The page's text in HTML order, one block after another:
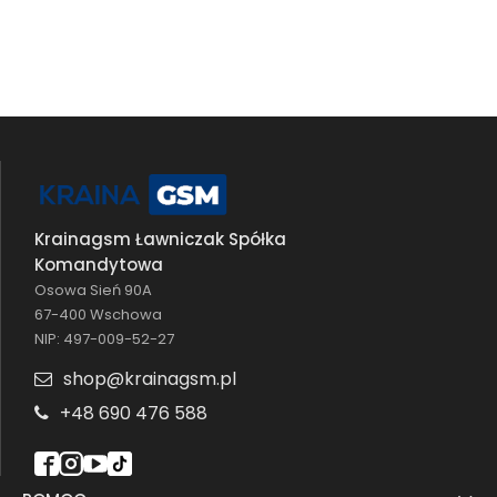
Krainagsm Ławniczak Spółka
Komandytowa
Osowa Sień 90A
67-400 Wschowa
NIP: 497-009-52-27
shop@krainagsm.pl
+48 690 476 588